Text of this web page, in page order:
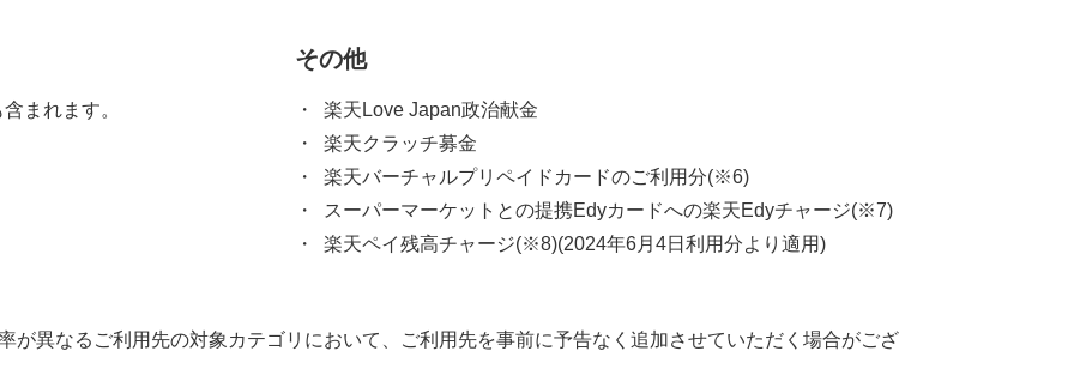
まれます。
その他
楽天Love Japan政治献金
楽天クラッチ募金
楽天バーチャルプリペイドカードのご利用分(※6)
スーパーマーケットとの提携Edyカードへの楽天Edyチャージ(※7)
楽天ペイ残高チャージ(※8)(2024年6月4日利用分より適用)
が異なるご利用先の対象カテゴリにおいて、ご利用先を事前に予告なく追加させていただく場合がござ